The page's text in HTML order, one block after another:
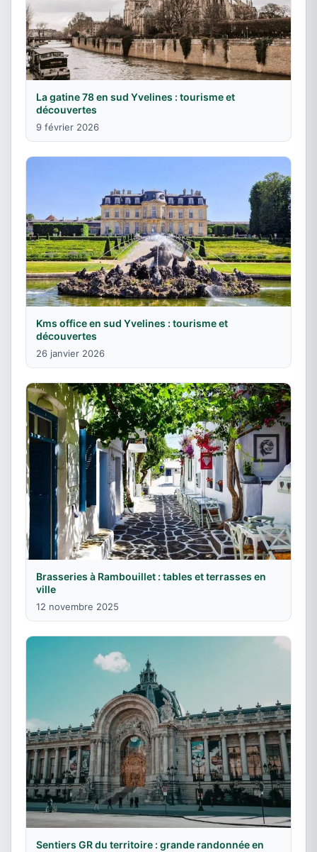
La gatine 78 en sud Yvelines : tourisme et
découvertes
9 février 2026
Kms office en sud Yvelines : tourisme et
découvertes
26 janvier 2026
Brasseries à Rambouillet : tables et terrasses en
ville
12 novembre 2025
Sentiers GR du territoire : grande randonnée en